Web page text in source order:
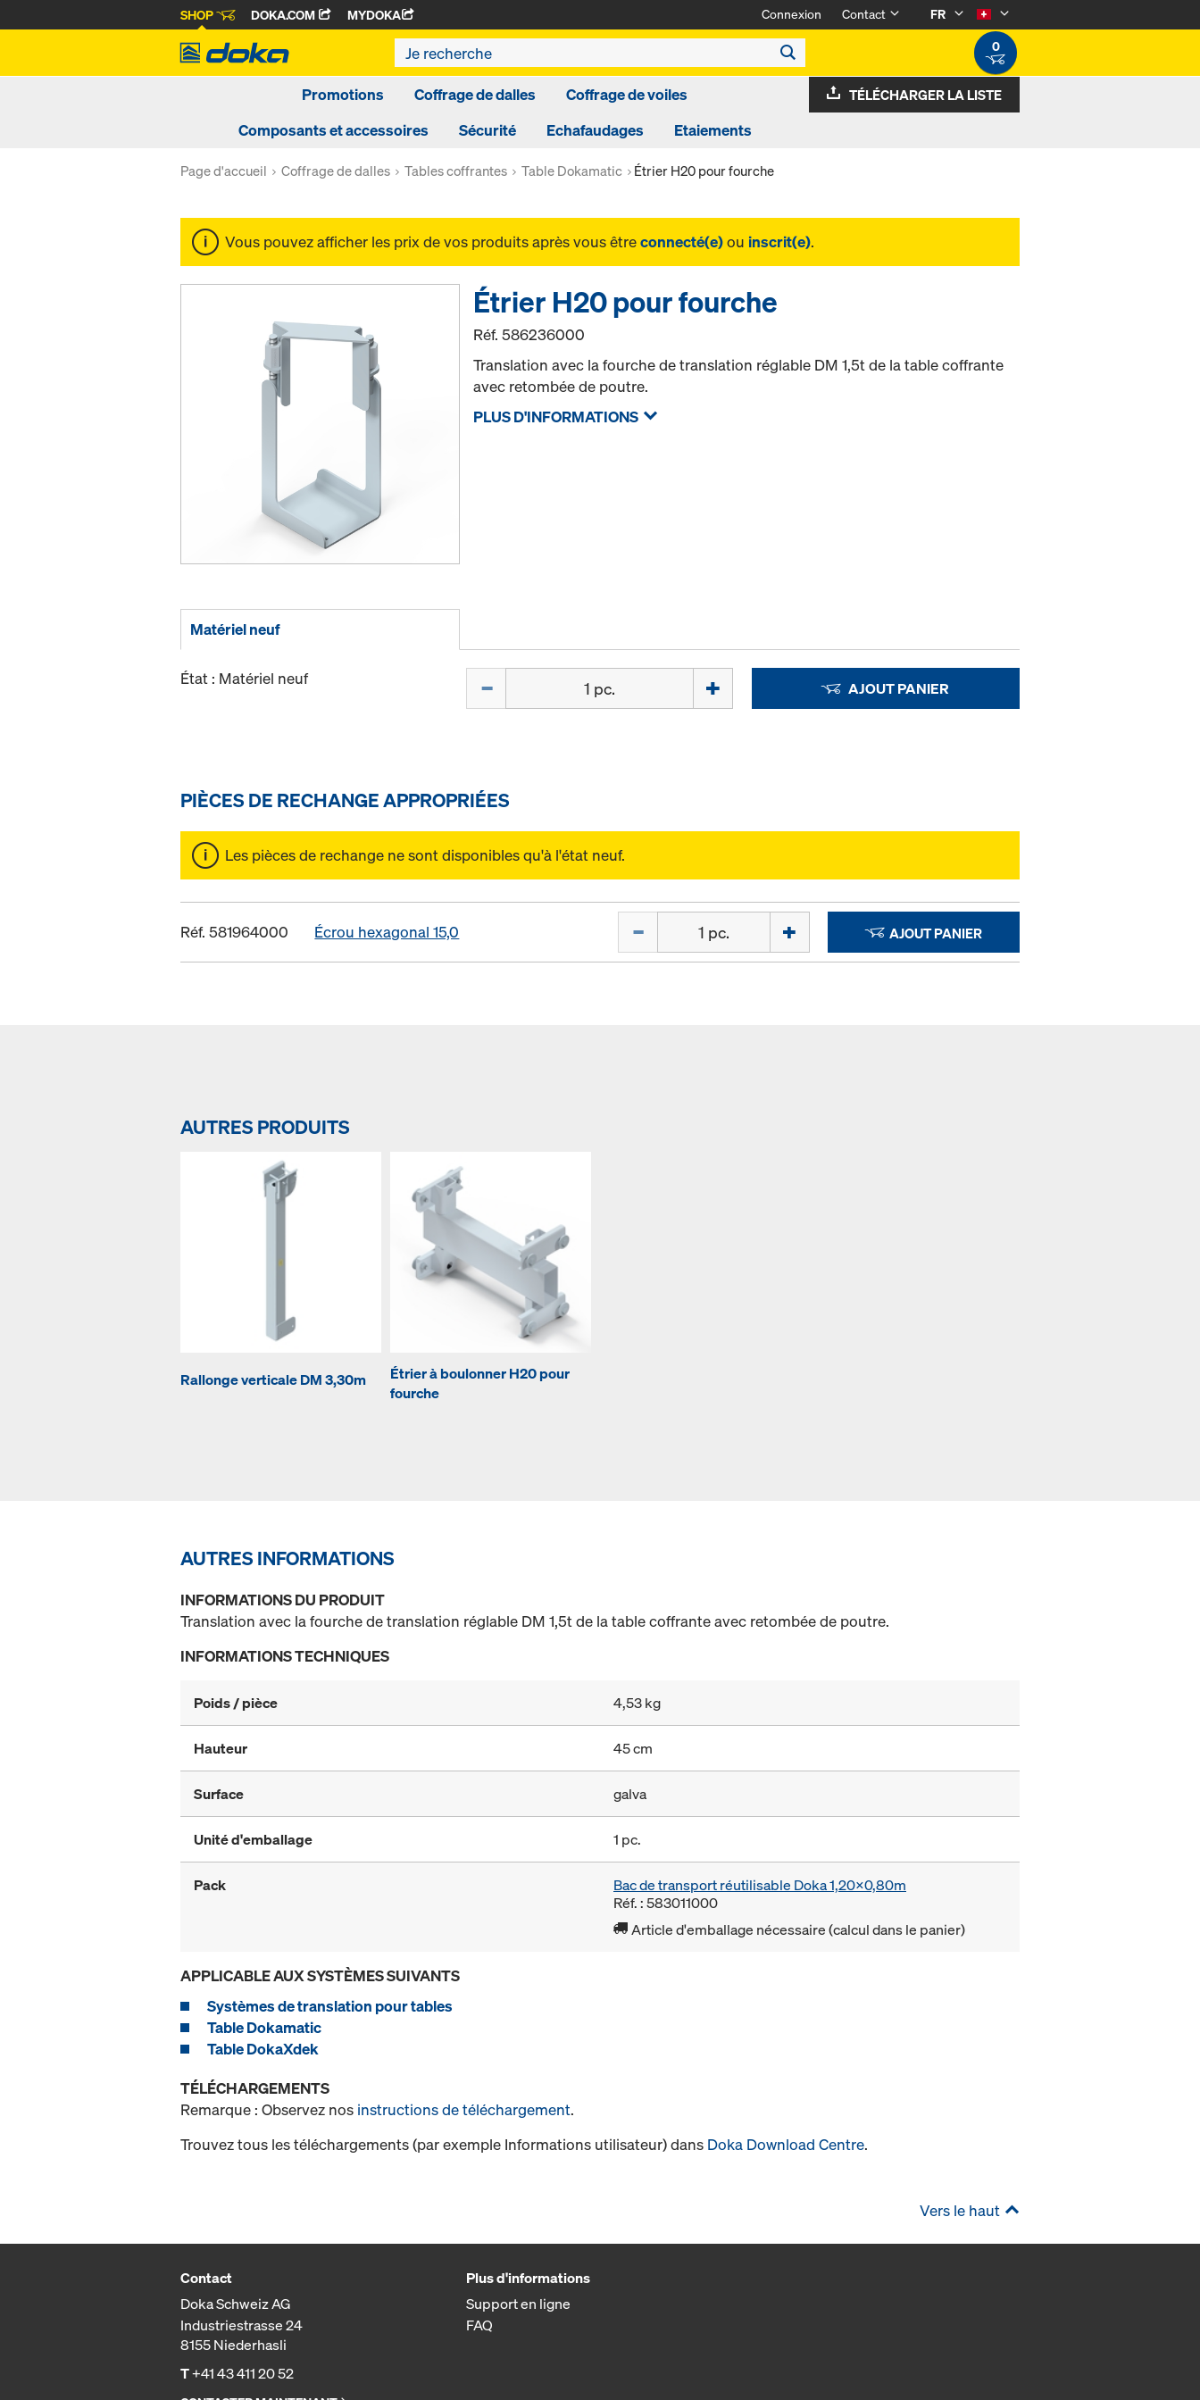
SHOP DOKA.COM MYDOKA Connexion Contact
FR
0
Promotions Coffrage de dalles
Coffrage de voiles
Composants et accessoires
Sécurité Echafaudages Etaiements
TÉLÉCHARGER LA LISTE
Page d'accueil Coffrage de dalles Tables coffrantes Table Dokamatic Étrier H20 pour fourche
Vous pouvez afficher les prix de vos produits après vous êtreconnecté(e)ou inscrit(e).
Étrier H20 pour fourche
Réf.586236000
Translation avec la fourche de translation réglable DM 1,5t de la table coffrante
avec retombée de poutre.
PLUS D'INFORMATIONS
Matériel neuf
État : Matériel neuf AJOUT PANIER
PIÈCES DE RECHANGE APPROPRIÉES
Les pièces de rechange ne sont disponibles qu'à l'état neuf.
Réf. 581964000 Écrou hexagonal 15,0 AJOUT PANIER
AUTRES PRODUITS
Rallonge verticale DM 3,30m
Étrier à boulonner H20 pour
fourche
AUTRES INFORMATIONS
INFORMATIONS DU PRODUIT
Translation avec la fourche de translation réglable DM 1,5t de la table coffrante avec retombée de poutre.
INFORMATIONS TECHNIQUES
Poids / pièce 4,53 kg
Hauteur 45 cm
Surface galva
Unité d'emballage 1 pc.
Pack
Bac de transport réutilisable Doka 1,20x0,80m
Réf. : 583011000
Article d'emballage nécessaire (calcul dans le panier)
APPLICABLE AUX SYSTÈMES SUIVANTS
Systèmes de translation pour tables
Table Dokamatic
Table DokaXdek
TÉLÉCHARGEMENTS
Remarque : Observez nos instructions de téléchargement.
Trouvez tous les téléchargements (par exemple Informations utilisateur) dans Doka Download Centre.
Vers le haut
Contact
Doka Schweiz AG
Industriestrasse 24
8155 Niederhasli
T+41 43 411 20 52
Plus d'informations
Support en ligne
FAQ